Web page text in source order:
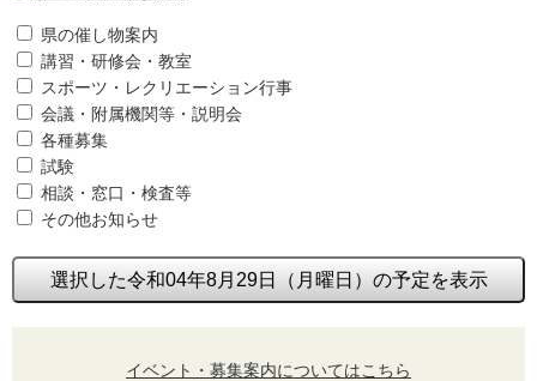
県の催し物案内
講習・研修会・教室
スポーツ・レクリエーション行事
会議・附属機関等・説明会
各種募集
試験
相談・窓口・検査等
その他お知らせ
選択した令和04年8月29日（月曜日）の予定を表示
イベント・募集案内についてはこちら